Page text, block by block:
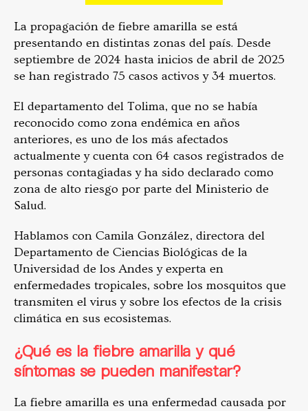
La propagación de fiebre amarilla se está
presentando en distintas zonas del país. Desde
septiembre de 2024 hasta inicios de abril de 2025
se han registrado 75 casos activos y 34 muertos.
El departamento del Tolima, que no se había
reconocido como zona endémica en años
anteriores, es uno de los más afectados
actualmente y cuenta con 64 casos registrados de
personas contagiadas y ha sido declarado como
zona de alto riesgo por parte del Ministerio de
Salud.
Hablamos con Camila González, directora del
Departamento de Ciencias Biológicas de la
Universidad de los Andes y experta en
enfermedades tropicales, sobre los mosquitos que
transmiten el virus y sobre los efectos de la crisis
climática en sus ecosistemas.
¿Qué es la fiebre amarilla y qué
síntomas se pueden manifestar?
La fiebre amarilla es una enfermedad causada por